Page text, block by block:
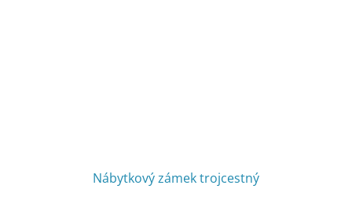
Nábytkový zámek trojcestný